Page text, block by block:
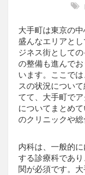
大手町は東京の
盛んなエリアとし
ジネス街として
の整備も進んで
います。ここで
スの状況につい
てて、大手町で
についてまとめ
のクリニックや総
内科は、一般的
する診療科であ
関が必須です。